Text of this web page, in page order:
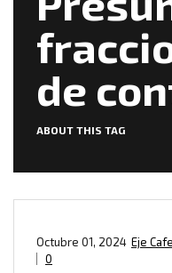
de
ABOUT THIS TAG
Eje
Octubre 01, 2024
0